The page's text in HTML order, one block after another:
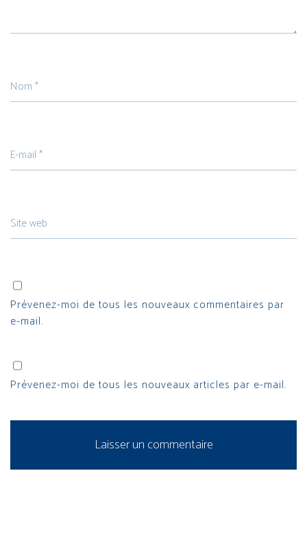
Prévenez-moi de tous les nouveaux commentaires par
e-mail.
Prévenez-moi de tous les nouveaux articles par e-mail.